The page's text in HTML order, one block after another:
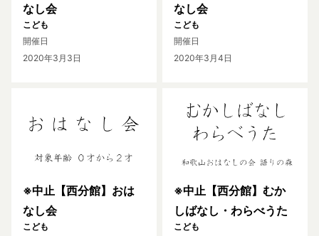
なし会
こども
開催日
2020年3月3日
なし会
こども
開催日
2020年3月4日
※中止【西分館】おは
なし会
こども
※中止【西分館】むか
しばなし・わらべうた
こども